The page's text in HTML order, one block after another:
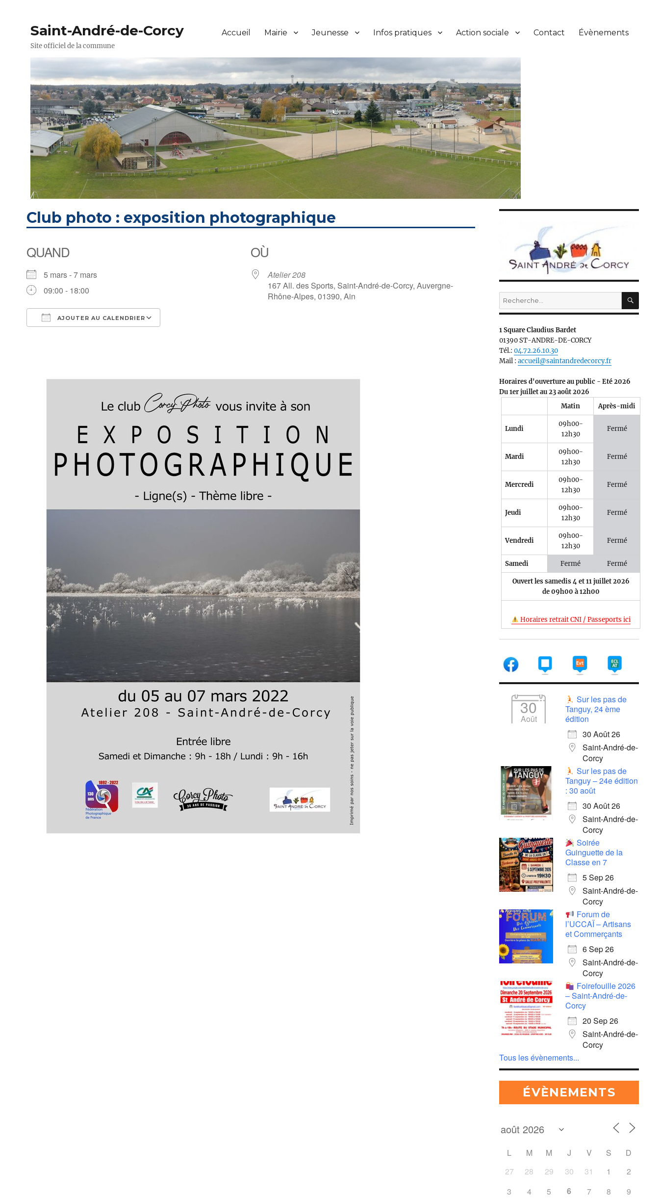
Saint-André-de-Corcy
Site officiel de la commune
Accueil Mairie Jeunesse Infos pratiques Action sociale Contact Évènements
Club photo : exposition photographique
QUAND
5 mars - 7 mars
09:00 - 18:00
AJOUTER AU CALENDRIER
Outlook Live
OÙ
Atelier 208
167 All. des Sports, Saint-André-de-Corcy, Auvergne-
Rhône-Alpes, 01390, Ain
Recherche
pour :
1 Square Claudius Bardet
01390 ST-ANDRE-DE-CORCY
Tél.:04.72.26.10.30
Mail :accueil@saintandredecorcy.fr
Horaires d'ouverture au public - Eté 2026
Du 1er juillet au 23 août 2026
Matin
Après-midi
Lundi
09h00-
12h30
Fermé
Mardi
09h00-
12h30
Fermé
Mercredi
09h00-
12h30
Fermé
Jeudi
09h00-
12h30
Fermé
Vendredi
09h00-
12h30
Fermé
Samedi Fermé Fermé
Ouvert les samedis 4 et 11 juillet 2026
de 09h00 à 12h00
Horaires retrait CNI / Passeports ici
30
Août
Sur les pas de
Tanguy, 24 ème
édition
30 Août 26
Saint-André-de-
Corcy
Sur les pas de
Tanguy – 24e édition
: 30 août
30 Août 26
Saint-André-de-
Corcy
Soirée
Guinguette de la
Classe en 7
5 Sep 26
Saint-André-de-
Corcy
Forum de
l’UCCAÏ – Artisans
et Commerçants
6 Sep 26
Saint-André-de-
Corcy
Foirefouille 2026
– Saint-André-de-
Corcy
20 Sep 26
Saint-André-de-
Corcy
Tous les évènements...
ÉVÈNEMENTS
L M M J V S
D
27
28 29 30 31 1
2
3
4 5 6 7 8
9